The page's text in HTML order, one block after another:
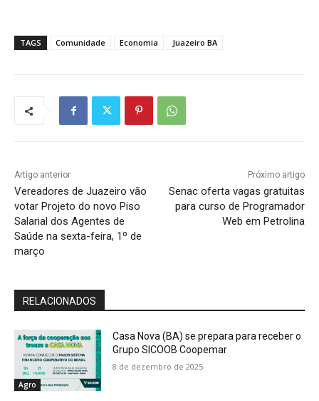
TAGS Comunidade Economia Juazeiro BA
Artigo anterior
Vereadores de Juazeiro vão
votar Projeto do novo Piso
Salarial dos Agentes de
Saúde na sexta-feira, 1º de
março
Próximo artigo
Senac oferta vagas gratuitas
para curso de Programador
Web em Petrolina
RELACIONADOS
Agro
Casa Nova (BA) se prepara para receber o
Grupo SICOOB Coopemar
8 de dezembro de 2025